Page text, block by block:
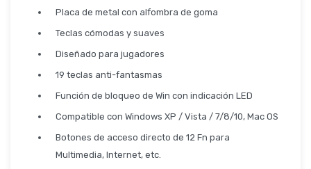
Placa de metal con alfombra de goma
Teclas cómodas y suaves
Diseñado para jugadores
19 teclas anti-fantasmas
Función de bloqueo de Win con indicación LED
Compatible con Windows XP / Vista / 7/8/10, Mac OS
Botones de acceso directo de 12 Fn para
Multimedia, Internet, etc.